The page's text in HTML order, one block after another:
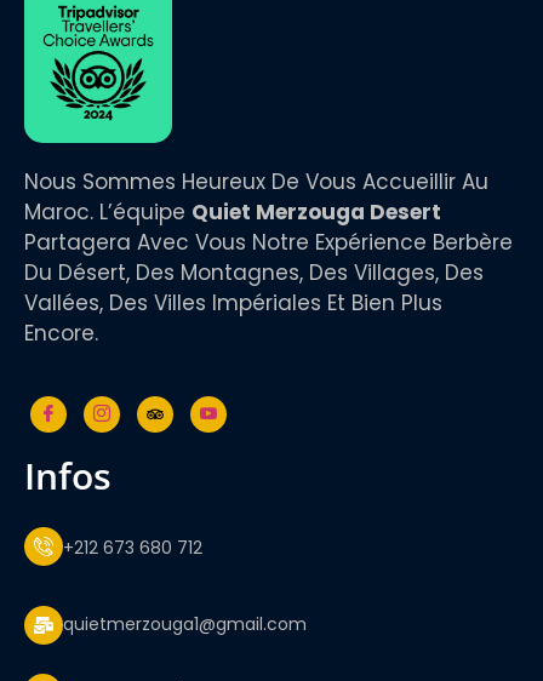
Nous Sommes Heureux De Vous Accueillir Au
Maroc. L’équipe Quiet Merzouga Desert
Partagera Avec Vous Notre Expérience Berbère
Du Désert, Des Montagnes, Des Villages, Des
Vallées, Des Villes Impériales Et Bien Plus
Encore.
infos
+212 673 680 712
quietmerzouga1@gmail.com